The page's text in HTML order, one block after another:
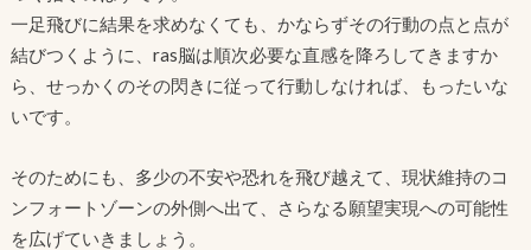
一足飛びに結果を求めなくても、かならずその行動の点と点が
結びつくように、ras脳は順次必要な直感を降ろしてきますか
ら、せっかくのその閃きに従って行動しなければ、もったいな
いです。
そのためにも、多少の不安や恐れを飛び越えて、現状維持のコ
ンフォートゾーンの外側へ出て、さらなる願望実現への可能性
を広げていきましょう。